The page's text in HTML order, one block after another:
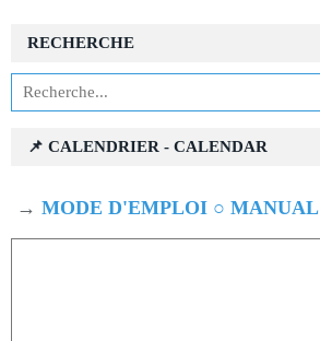
RECHERCHE
📌 CALENDRIER - CALENDAR
→ MODE D'EMPLOI ○ MANUAL